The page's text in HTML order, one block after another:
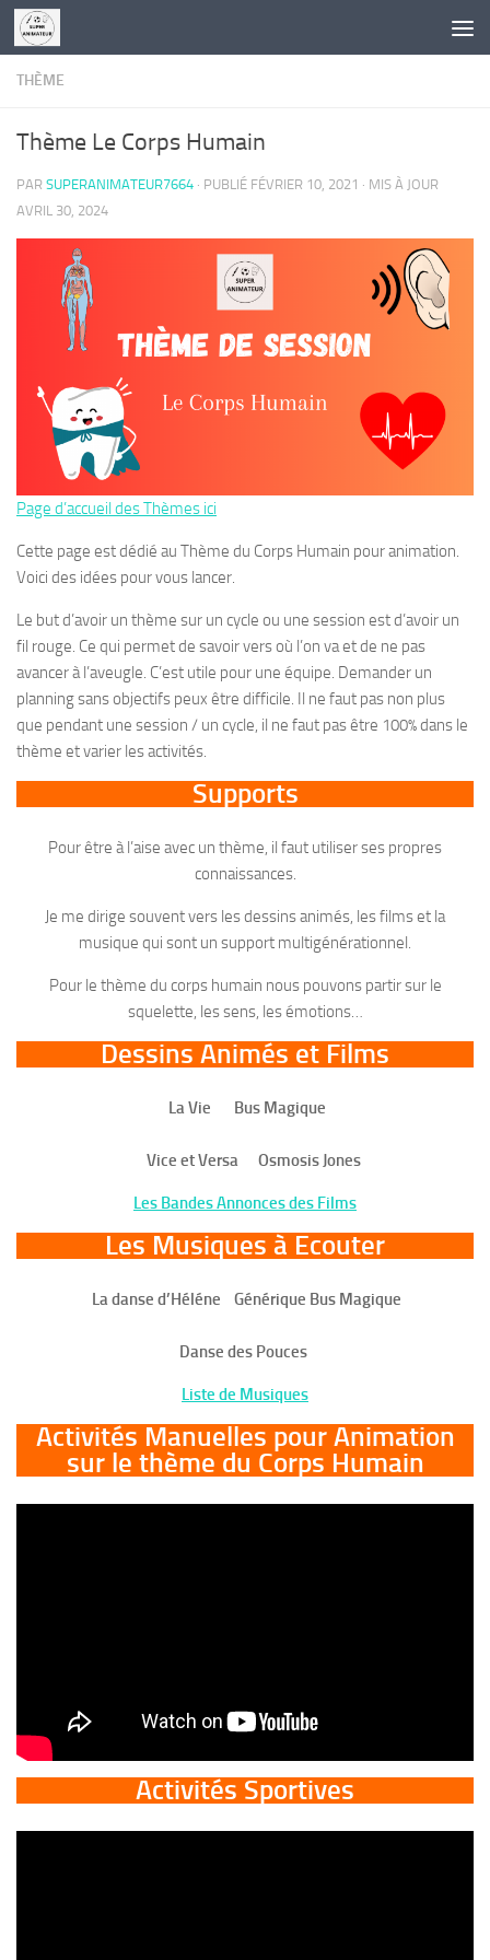
Skip to content
THÈME
Thème Le Corps Humain
PAR SUPERANIMATEUR7664 · PUBLIÉ FÉVRIER 10, 2021 · MIS À JOUR
AVRIL 30, 2024
Page d’accueil des Thèmes ici
Cette page est dédié au Thème du Corps Humain pour animation.
Voici des idées pour vous lancer.
Le but d’avoir un thème sur un cycle ou une session est d’avoir un
fil rouge. Ce qui permet de savoir vers où l’on va et de ne pas
avancer à l’aveugle. C’est utile pour une équipe. Demander un
planning sans objectifs peux être difficile. Il ne faut pas non plus
que pendant une session / un cycle, il ne faut pas être 100% dans le
thème et varier les activités.
Supports
Pour être à l’aise avec un thème, il faut utiliser ses propres
connaissances.
Je me dirige souvent vers les dessins animés, les films et la
musique qui sont un support multigénérationnel.
Pour le thème du corps humain nous pouvons partir sur le
squelette, les sens, les émotions…
Dessins Animés et Films
La Vie Bus Magique
Vice et Versa Osmosis Jones
Les Bandes Annonces des Films
Les Musiques à Ecouter
La danse d’Héléne Générique Bus Magique
Danse des Pouces
Liste de Musiques
Activités Manuelles pour Animation
sur le thème du Corps Humain
Activités Sportives